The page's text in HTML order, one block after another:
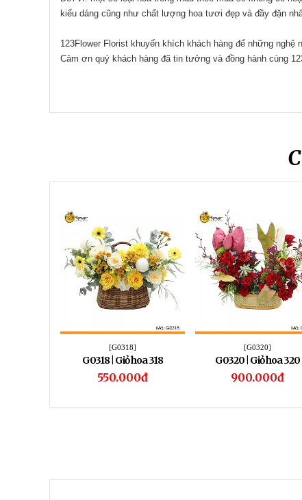
kiểu dáng cũng như chất lượng hoa tươi đẹp và đầy đặn
123Flower Florist khuyến khích khách hàng để những
Cảm ơn quý khách hàng đã tin tưởng và đồng hành cùng
[G0318]
G0318 | Giỏ hoa 318
550.000đ
[G0320]
G0320 | Giỏ hoa 320
900.000đ